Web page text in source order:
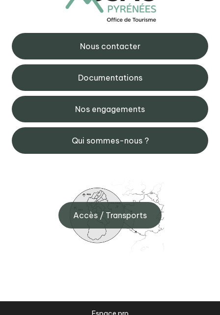
Nous contacter
Documentations
Nos engagements
Qui sommes-nous ?
Accès / Transports